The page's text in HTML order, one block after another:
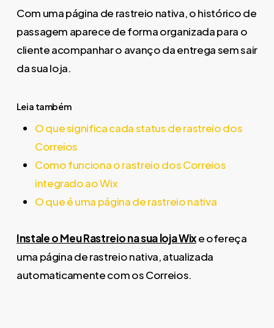
Com uma página de rastreio nativa, o histórico de
passagem aparece de forma organizada para o
cliente acompanhar o avanço da entrega sem sair
da sua loja.
Leia também
O que significa cada status de rastreio dos
Correios
Como funciona o rastreio dos Correios
integrado ao Wix
O que é uma página de rastreio nativa
Instale o Meu Rastreio na sua loja Wixe ofereça
uma página de rastreio nativa, atualizada
automaticamente com os Correios.